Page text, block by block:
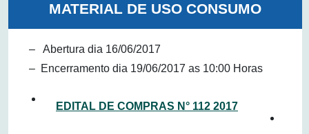
MATERIAL DE USO CONSUMO
– Abertura dia 16/06/2017
– Encerramento dia 19/06/2017 as 10:00 Horas
EDITAL DE COMPRAS N° 112 2017